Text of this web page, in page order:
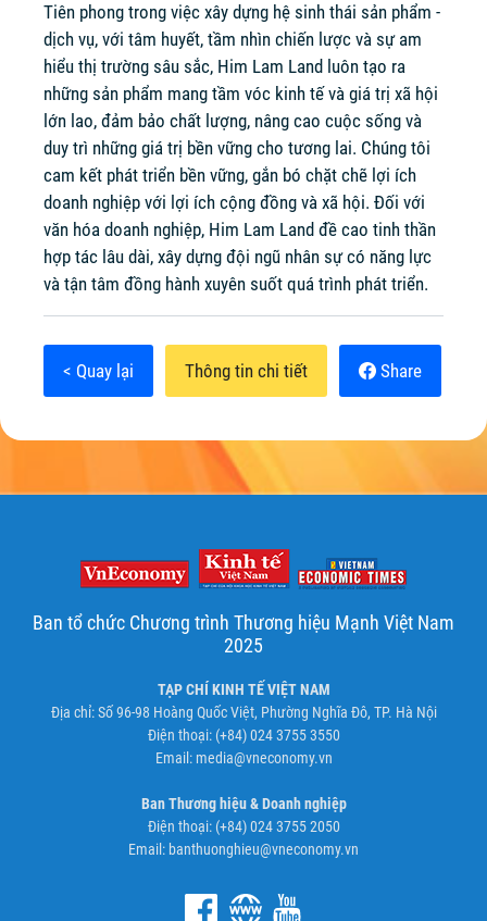
Tiên phong trong việc xây dựng hệ sinh thái sản phẩm -
dịch vụ, với tâm huyết, tầm nhìn chiến lược và sự am
hiểu thị trường sâu sắc, Him Lam Land luôn tạo ra
những sản phẩm mang tầm vóc kinh tế và giá trị xã hội
lớn lao, đảm bảo chất lượng, nâng cao cuộc sống và
duy trì những giá trị bền vững cho tương lai. Chúng tôi
cam kết phát triển bền vững, gắn bó chặt chẽ lợi ích
doanh nghiệp với lợi ích cộng đồng và xã hội. Đối với
văn hóa doanh nghiệp, Him Lam Land đề cao tinh thần
hợp tác lâu dài, xây dựng đội ngũ nhân sự có năng lực
và tận tâm đồng hành xuyên suốt quá trình phát triển.
< Quay lại Thông tin chi tiết Share
Ban tổ chức Chương trình Thương hiệu Mạnh Việt Nam
2025
TẠP CHÍ KINH TẾ VIỆT NAM
Địa chỉ: Số 96-98 Hoàng Quốc Việt, Phường Nghĩa Đô, TP. Hà Nội
Điện thoại: (+84) 024 3755 3550
Email: media@vneconomy.vn
Ban Thương hiệu & Doanh nghiệp
Điện thoại: (+84) 024 3755 2050
Email: banthuonghieu@vneconomy.vn